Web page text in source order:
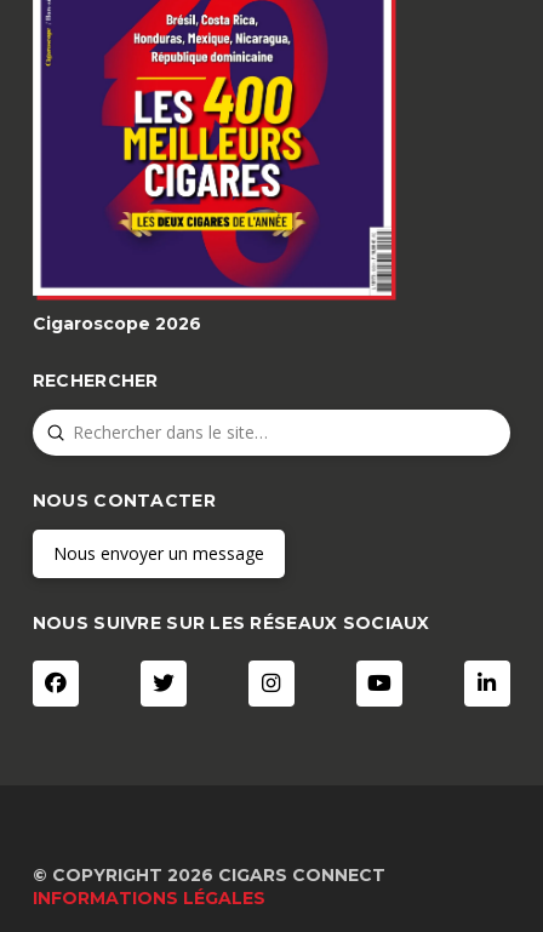
Cigaroscope 2026
RECHERCHER
Search
Submit
NOUS CONTACTER
Nous envoyer un message
NOUS SUIVRE SUR LES RÉSEAUX SOCIAUX
© COPYRIGHT 2026 CIGARS CONNECT
INFORMATIONS LÉGALES